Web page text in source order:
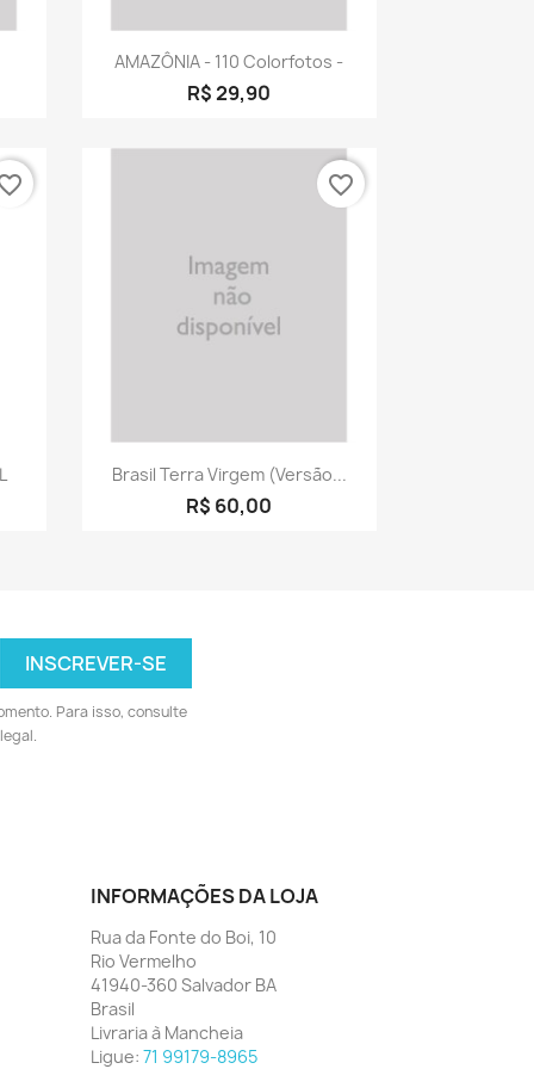
Visualização rápida
AMAZÔNIA - 110 Colorfotos -
R$ 29,90
Visualização rápida
Brasil Terra Virgem (versão...
R$ 60,00
favorite_border
Para isso, consulte
INFORMAÇÕES DA LOJA
Rua da Fonte do Boi, 10
Rio Vermelho
41940-360 Salvador BA
Brasil
Livraria à Mancheia
Ligue: 71 99179-8965